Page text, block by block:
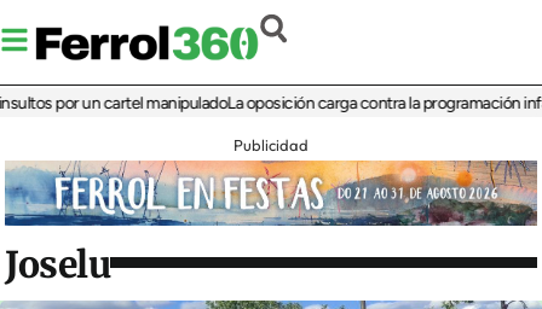
por un cartel manipuladoLa oposición carga contra la programación infantil
Publicidad
Joselu